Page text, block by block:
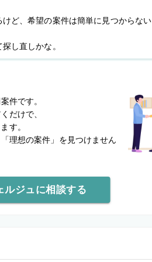
ど、希望の案件は簡単に見つからない
し直しかな。
件です。
だけで、
す。
「理想の案件」を見つけません
ルジュに相談する